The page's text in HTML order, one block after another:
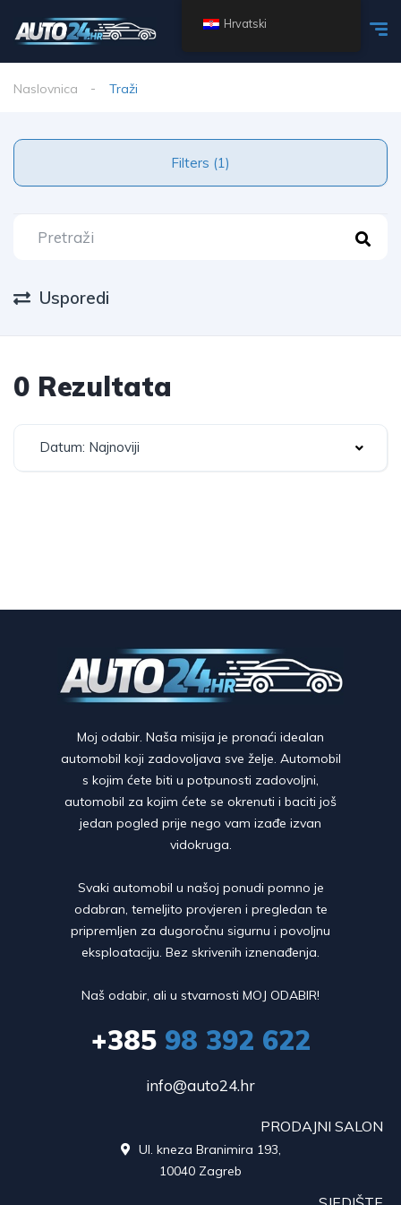
Naslovnica Traži
Filters (1)
Usporedi
0 Rezultata
Datum: Najnoviji
Moj odabir. Naša misija je pronaći idealan
automobil koji zadovoljava sve želje. Automobil
s kojim ćete biti u potpunosti zadovoljni,
automobil za kojim ćete se okrenuti i baciti još
jedan pogled prije nego vam izađe izvan
vidokruga.
Svaki automobil u našoj ponudi pomno je
odabran, temeljito provjeren i pregledan te
pripremljen za dugoročnu sigurnu i povoljnu
eksploataciju. Bez skrivenih iznenađenja.
Naš odabir, ali u stvarnosti MOJ ODABIR!
+38598 392 622
info@auto24.hr
PRODAJNI SALON
Ul. kneza Branimira 193,
10040 Zagreb
Hrvatski